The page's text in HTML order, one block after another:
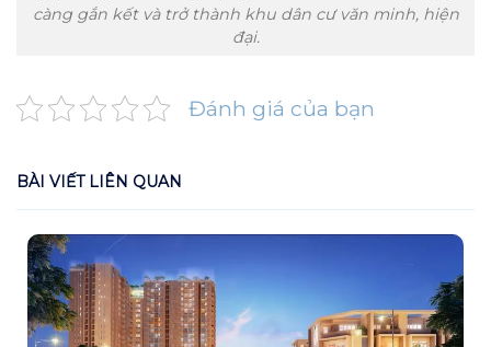
càng gắn kết và trở thành khu dân cư văn minh, hiện
đại.
Đánh giá của bạn
BÀI VIẾT LIÊN QUAN